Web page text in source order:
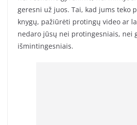
geresni už juos. Tai, kad jums teko
knygų, pažiūrėti protingų video ar
nedaro jūsų nei protingesniais, nei
išmintingesniais.